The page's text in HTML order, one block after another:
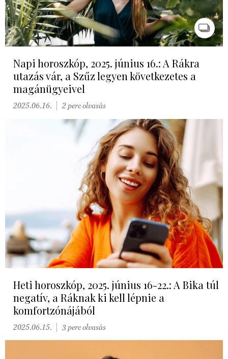
Napi horoszkóp, 2025. június 16.: A Rákra
utazás vár, a Szűz legyen következetes a
magánügyeivel
2025.06.16. 2 perc olvasás
Heti horoszkóp, 2025. június 16-22.: A Bika túl
negatív, a Ráknak ki kell lépnie a
komfortzónájából
2025.06.15. 3 perc olvasás